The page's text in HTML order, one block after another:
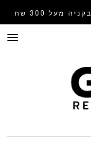
בקניה מעל 300 שח